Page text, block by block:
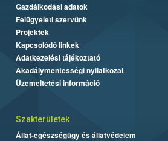
Gazdálkodási adatok
Felügyeleti szervünk
Projektek
Kapcsolódó linkek
Adatkezelési tájékoztató
Akadálymentességi nyilatkozat
Üzemeltetési információ
Szakterületek
Állat-egészségügy és állatvédelem